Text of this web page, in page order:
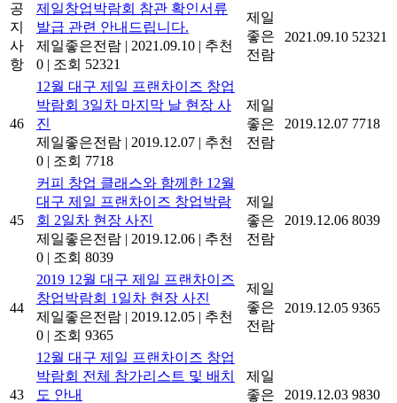
공
지
사
항
제일창업박람회 참관 확인서류
발급 관련 안내드립니다.
제일좋은전람 | 2021.09.10 | 추천
0 | 조회 52321
제일
좋은
전람
2021.09.10 52321
46
12월 대구 제일 프랜차이즈 창업
박람회 3일차 마지막 날 현장 사
진
제일좋은전람 | 2019.12.07 | 추천
0 | 조회 7718
제일
좋은
전람
2019.12.07 7718
45
커피 창업 클래스와 함께한 12월
대구 제일 프랜차이즈 창업박람
회 2일차 현장 사진
제일좋은전람 | 2019.12.06 | 추천
0 | 조회 8039
제일
좋은
전람
2019.12.06 8039
44
2019 12월 대구 제일 프랜차이즈
창업박람회 1일차 현장 사진
제일좋은전람 | 2019.12.05 | 추천
0 | 조회 9365
제일
좋은
전람
2019.12.05 9365
43
12월 대구 제일 프랜차이즈 창업
박람회 전체 참가리스트 및 배치
도 안내
제일
좋은
2019.12.03 9830